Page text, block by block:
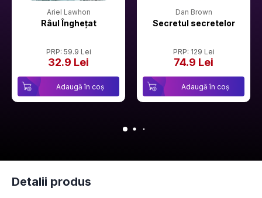
Ariel Lawhon
Râul Înghețat
PRP: 59.9 Lei
32.9 Lei
Adaugă în coș
Dan Brown
Secretul secretelor
PRP: 129 Lei
74.9 Lei
Adaugă în coș
Detalii produs